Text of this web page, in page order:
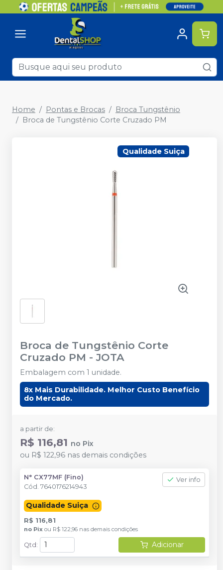
Home Pontas e Brocas
Broca Tungstênio
Broca de Tungstênio Corte Cruzado PM
Qualidade Suiça
Broca de Tungstênio Corte
Cruzado PM - JOTA
Embalagem com 1 unidade.
8x Mais Durabilidade. Melhor Custo Benefício
do Mercado.
a partir de:
R$ 116,81 no Pix
ou R$ 122,96 nas demais condições
N° CX77MF (Fino)
Cód. 7640176214943
Ver info
Qualidade Suiça
R$ 116,81
no Pix ou R$ 122,96 nas demais condições
Qtd: Adicionar